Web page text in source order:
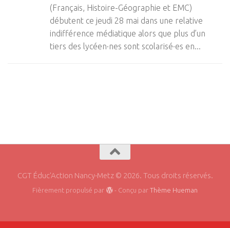
(Français, Histoire-Géographie et EMC)
débutent ce jeudi 28 mai dans une relative
indifférence médiatique alors que plus d’un
tiers des lycéen·nes sont scolarisé·es en...
CGT Éduc'Action Nancy-Metz © 2026. Tous droits réservés.
Fièrement propulsé par - Conçu par Thème Hueman